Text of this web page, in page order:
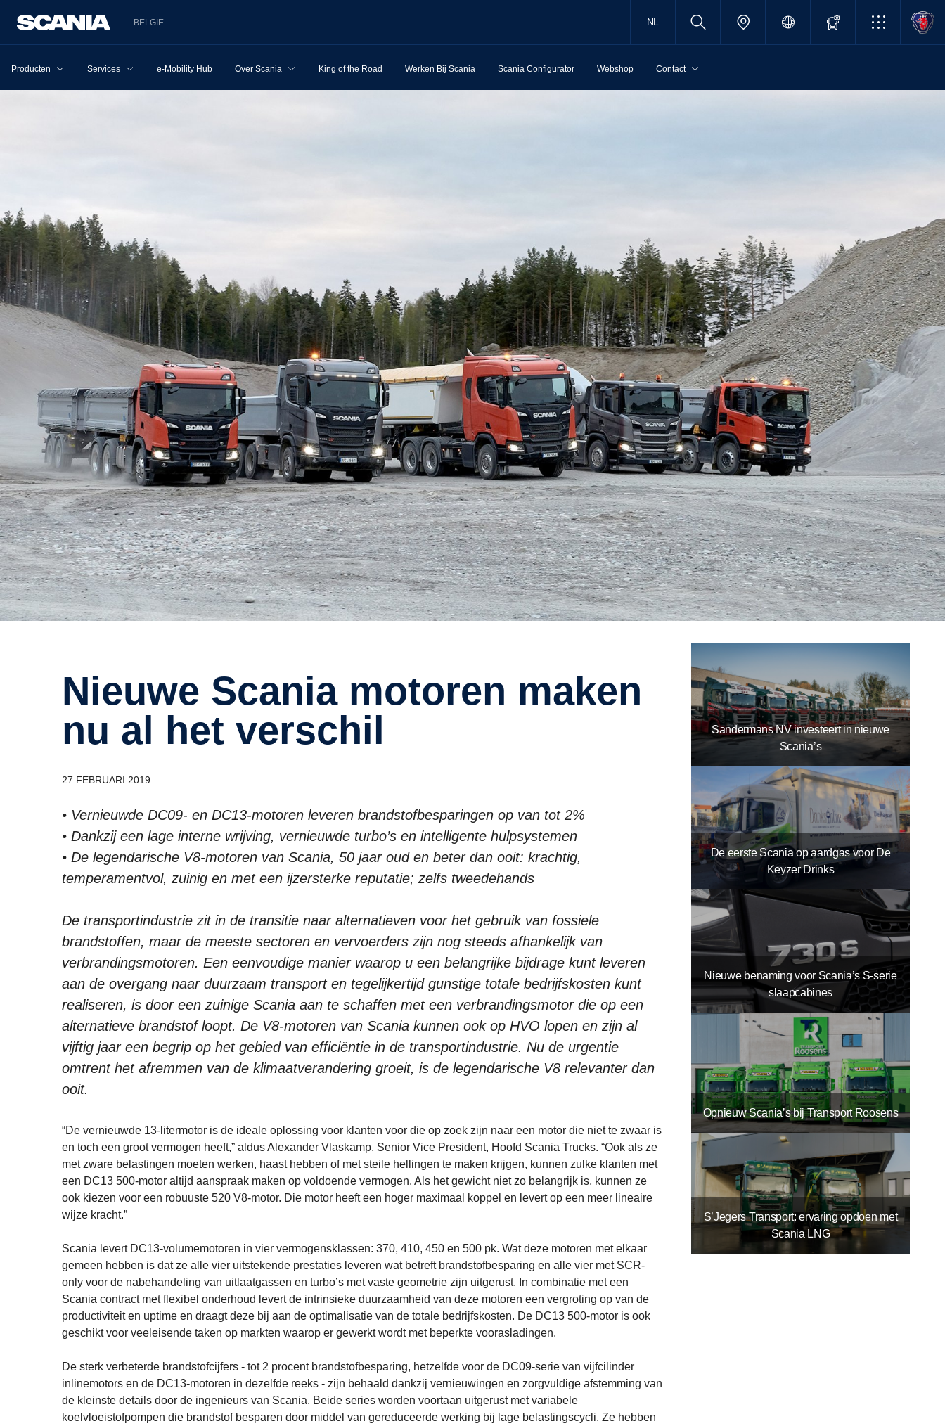
BELGIË NL
Producten Services e-Mobility Hub Over Scania King of the Road Werken Bij Scania Scania Configurator Webshop Contact
Nieuwe Scania motoren maken
nu al het verschil
27 FEBRUARI 2019
• Vernieuwde DC09- en DC13-motoren leveren brandstofbesparingen op van tot 2%
• Dankzij een lage interne wrijving, vernieuwde turbo’s en intelligente hulpsystemen
• De legendarische V8-motoren van Scania, 50 jaar oud en beter dan ooit: krachtig,
temperamentvol, zuinig en met een ijzersterke reputatie; zelfs tweedehands
De transportindustrie zit in de transitie naar alternatieven voor het gebruik van fossiele
brandstoffen, maar de meeste sectoren en vervoerders zijn nog steeds afhankelijk van
verbrandingsmotoren. Een eenvoudige manier waarop u een belangrijke bijdrage kunt leveren
aan de overgang naar duurzaam transport en tegelijkertijd gunstige totale bedrijfskosten kunt
realiseren, is door een zuinige Scania aan te schaffen met een verbrandingsmotor die op een
alternatieve brandstof loopt. De V8-motoren van Scania kunnen ook op HVO lopen en zijn al
vijftig jaar een begrip op het gebied van efficiëntie in de transportindustrie. Nu de urgentie
omtrent het afremmen van de klimaatverandering groeit, is de legendarische V8 relevanter dan
ooit.
“De vernieuwde 13-litermotor is de ideale oplossing voor klanten voor die op zoek zijn naar een motor die niet te zwaar is
en toch een groot vermogen heeft,” aldus Alexander Vlaskamp, Senior Vice President, Hoofd Scania Trucks. “Ook als ze
met zware belastingen moeten werken, haast hebben of met steile hellingen te maken krijgen, kunnen zulke klanten met
een DC13 500-motor altijd aanspraak maken op voldoende vermogen. Als het gewicht niet zo belangrijk is, kunnen ze
ook kiezen voor een robuuste 520 V8-motor. Die motor heeft een hoger maximaal koppel en levert op een meer lineaire
wijze kracht.”
Scania levert DC13-volumemotoren in vier vermogensklassen: 370, 410, 450 en 500 pk. Wat deze motoren met elkaar
gemeen hebben is dat ze alle vier uitstekende prestaties leveren wat betreft brandstofbesparing en alle vier met SCR-
only voor de nabehandeling van uitlaatgassen en turbo’s met vaste geometrie zijn uitgerust. In combinatie met een
Scania contract met flexibel onderhoud levert de intrinsieke duurzaamheid van deze motoren een vergroting op van de
productiviteit en uptime en draagt deze bij aan de optimalisatie van de totale bedrijfskosten. De DC13 500-motor is ook
geschikt voor veeleisende taken op markten waarop er gewerkt wordt met beperkte voorasladingen.
De sterk verbeterde brandstofcijfers - tot 2 procent brandstofbesparing, hetzelfde voor de DC09-serie van vijfcilinder
inlinemotors en de DC13-motoren in dezelfde reeks - zijn behaald dankzij vernieuwingen en zorgvuldige afstemming van
de kleinste details door de ingenieurs van Scania. Beide series worden voortaan uitgerust met variabele
koelvloeistofpompen die brandstof besparen door middel van gereduceerde werking bij lage belastingscycli. Ze hebben
Sandermans NV investeert in nieuwe
Scania’s
De eerste Scania op aardgas voor De
Keyzer Drinks
Nieuwe benaming voor Scania’s S-serie
slaapcabines
Opnieuw Scania’s bij Transport Roosens
S’Jegers Transport: ervaring opdoen met
Scania LNG